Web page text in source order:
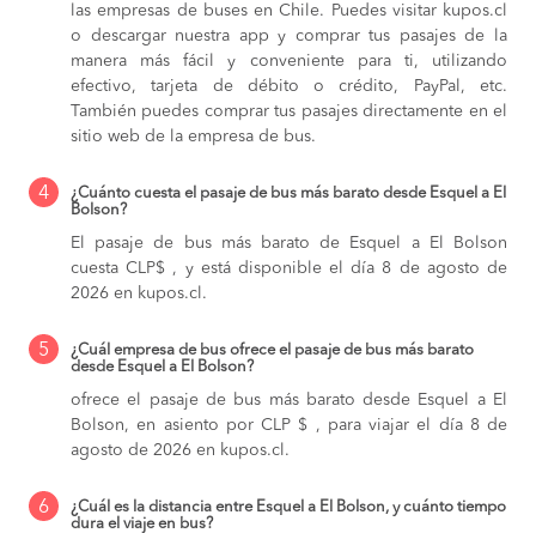
las empresas de buses en Chile. Puedes visitar kupos.cl
o descargar nuestra app y comprar tus pasajes de la
manera más fácil y conveniente para ti, utilizando
efectivo, tarjeta de débito o crédito, PayPal, etc.
También puedes comprar tus pasajes directamente en el
sitio web de la empresa de bus.
4
¿Cuánto cuesta el pasaje de bus más barato desde Esquel a El
Bolson?
El pasaje de bus más barato de Esquel a El Bolson
cuesta CLP$ , y está disponible el día 8 de agosto de
2026 en kupos.cl.
5
¿Cuál empresa de bus ofrece el pasaje de bus más barato
desde Esquel a El Bolson?
ofrece el pasaje de bus más barato desde Esquel a El
Bolson, en asiento por CLP $ , para viajar el día 8 de
agosto de 2026 en kupos.cl.
6
¿Cuál es la distancia entre Esquel a El Bolson, y cuánto tiempo
dura el viaje en bus?